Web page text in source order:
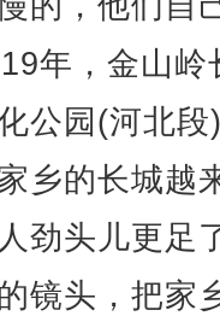
年，金山岭
公园(河北段
乡的长城越
劲头儿更足
镜头，把家